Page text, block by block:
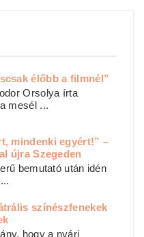
élőbb a filmnél”
Orsolya írta
mesél ...
mindenki egyért!” –
újra Szegeden
bemutató után idén
színészfenekek
hogy a nyári